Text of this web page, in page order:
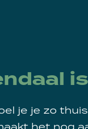
je je zo